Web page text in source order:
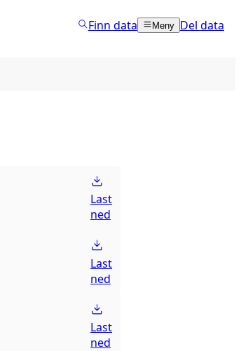
Finn data Meny Del data
Last
ned
Last
ned
Last
ned